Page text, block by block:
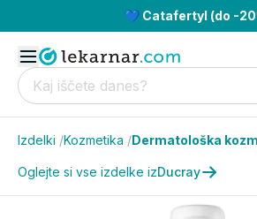
💙 Catafertyl (do -
Izdelki /Kozmetika /Dermatološka
Oglejte si vse izdelke izDucray